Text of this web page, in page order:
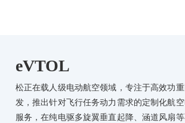
eVTOL
松正在载人级电动航空领域，专注于高效功
发，推出针对飞行任务动力需求的定制化航
服务，在纯电驱多旋翼垂直起降、涵道风扇